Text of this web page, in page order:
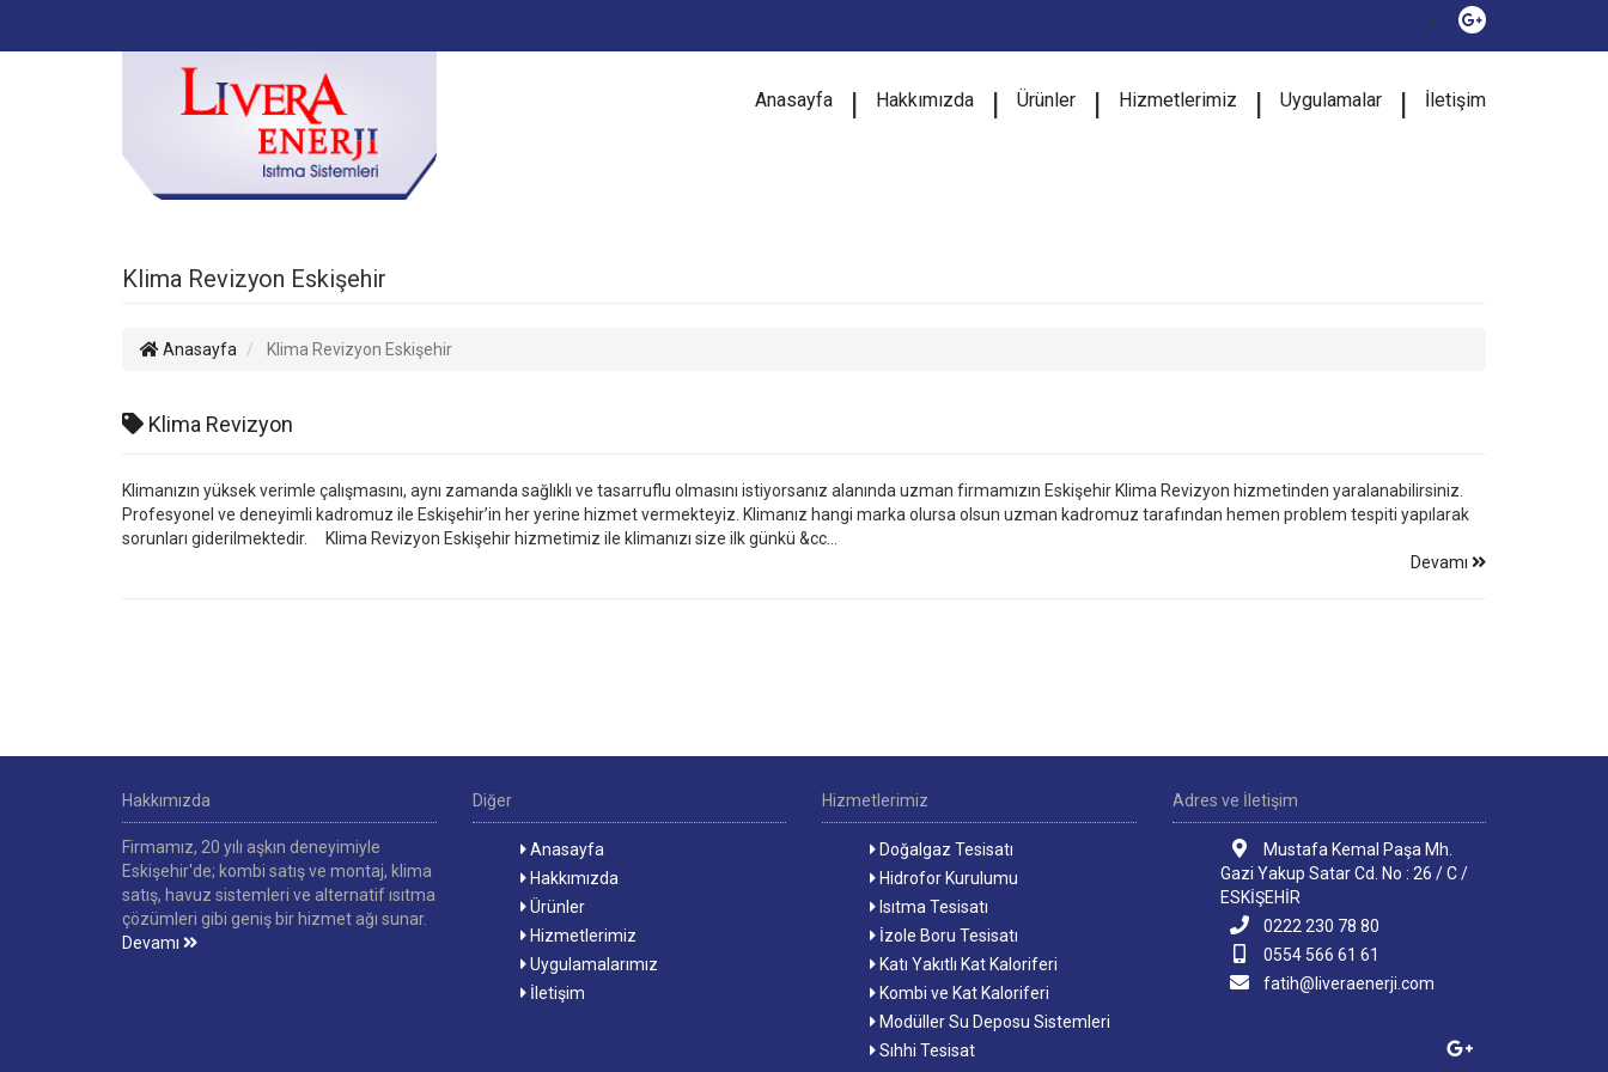
Anasayfa Hakkımızda Ürünler Hizmetlerimiz Uygulamalar İletişim
Klima Revizyon Eskişehir
Anasayfa Klima Revizyon Eskişehir
Klima Revizyon
Klimanızın yüksek verimle çalışmasını, aynı zamanda sağlıklı ve tasarruflu olmasını istiyorsanız alanında uzman firmamızın Eskişehir Klima Revizyon hizmetinden yaralanabilirsiniz.
Profesyonel ve deneyimli kadromuz ile Eskişehir’in her yerine hizmet vermekteyiz. Klimanız hangi marka olursa olsun uzman kadromuz tarafından hemen problem tespiti yapılarak
sorunları giderilmektedir. Klima Revizyon Eskişehir hizmetimiz ile klimanızı size ilk günkü &cc...
Devamı
Hakkımızda
Firmamız, 20 yılı aşkın deneyimiyle
Eskişehir'de; kombi satış ve montaj, klima
satış, havuz sistemleri ve alternatif ısıtma
çözümleri gibi geniş bir hizmet ağı sunar.
Devamı
Diğer
Anasayfa
Hakkımızda
Ürünler
Hizmetlerimiz
Uygulamalarımız
İletişim
Hizmetlerimiz
Doğalgaz Tesisatı
Hidrofor Kurulumu
Isıtma Tesisatı
İzole Boru Tesisatı
Katı Yakıtlı Kat Kaloriferi
Kombi ve Kat Kaloriferi
Modüller Su Deposu Sistemleri
Sıhhi Tesisat
Adres ve İletişim
Mustafa Kemal Paşa Mh.
Gazi Yakup Satar Cd. No : 26 / C /
ESKİŞEHİR
0222 230 78 80
0554 566 61 61
fatih@liveraenerji.com